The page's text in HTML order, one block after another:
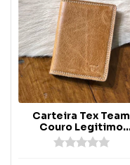
Carteira Tex Team
Couro Legitimo
Marrom Vertical